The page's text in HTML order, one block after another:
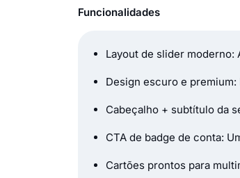
Funcionalidades
Layout de slider
Design escuro e
Cabeçalho + subtítulo da
CTA de badge de conta:
Cartões prontos para